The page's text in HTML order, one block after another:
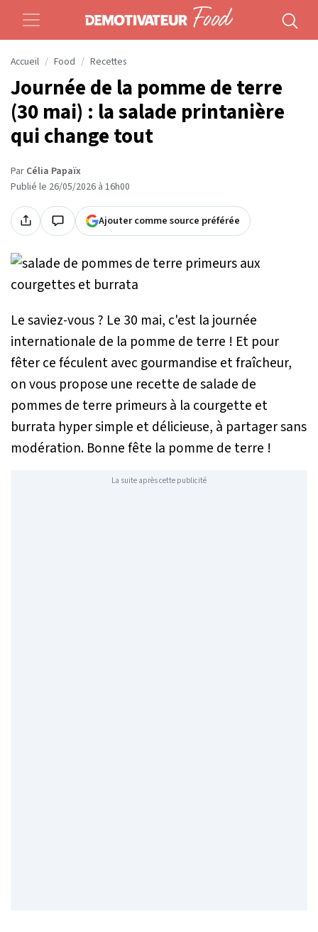
Accueil Food Recettes
Journée de la pomme de terre
(30 mai) : la salade printanière
qui change tout
Par Célia Papaïx
Publié le 26/05/2026 à 16h00
Ajouter comme source préférée
Le saviez-vous ? Le 30 mai, c'est la journée
internationale de la pomme de terre ! Et pour
fêter ce féculent avec gourmandise et fraîcheur,
on vous propose une recette de salade de
pommes de terre primeurs à la courgette et
burrata hyper simple et délicieuse, à partager sans
modération. Bonne fête la pomme de terre !
La suite après cette publicité